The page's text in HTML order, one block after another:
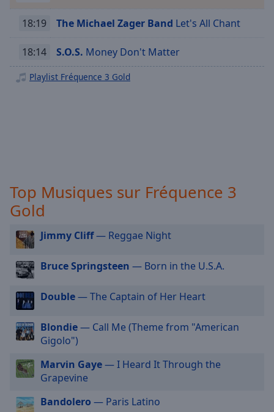
subtitles
opens
subtitles
settings
Picture-
in-
Picture
This
modal
dialog
Escape
cancel
and
18:19 The Michael Zager Band Let's All Chant
18:14 S.O.S. Money Don't Matter
Playlist Fréquence 3 Gold
Top Musiques sur Fréquence 3
Gold
Jimmy Cliff— Reggae Night
Bruce Springsteen — Born in the U.S.A.
Double— The Captain of Her Heart
Blondie— Call Me (Theme from "American
Gigolo")
Marvin Gaye— I Heard It Through the
Grapevine
Bandolero — Paris Latino